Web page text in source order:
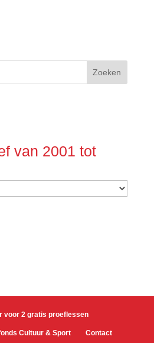
van 2001 tot
voor 2 gratis proeflessen
Cultuur & Sport Contact